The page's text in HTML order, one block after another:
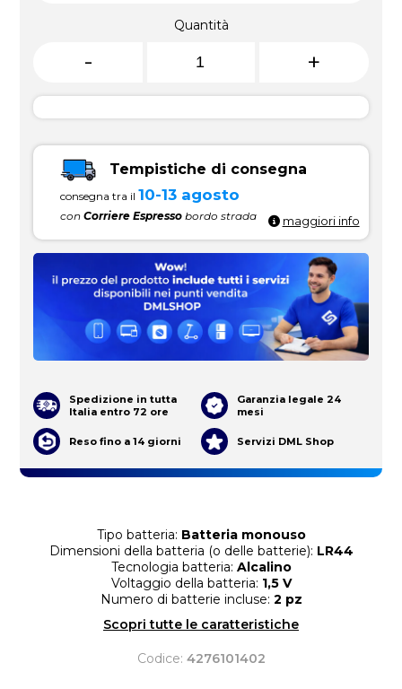
Tipo batteria: Batteria monouso
Dimensioni della batteria (o delle batterie): LR44
Tecnologia batteria: Alcalino
Voltaggio della batteria: 1,5 V
Numero di batterie incluse: 2 pz
Scopri tutte le caratteristiche
Codice: 4276101402
Quantità
- +
Tempistiche di consegna
consegna tra il 10-13 agosto
conCorriere Espresso bordo strada maggiori info
Spedizione in tutta
Italia entro 72 ore
Garanzia legale 24
mesi
Reso fino a 14 giorni Servizi DML Shop